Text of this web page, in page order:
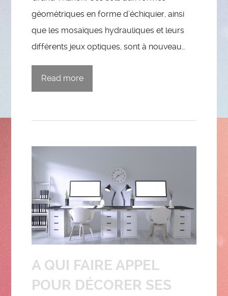
géométriques en forme d’échiquier, ainsi
que les mosaïques hydrauliques et leurs
différents jeux optiques, sont à nouveau…
Read more
A QUI FAIRE APPEL
POUR DÉCORER SES